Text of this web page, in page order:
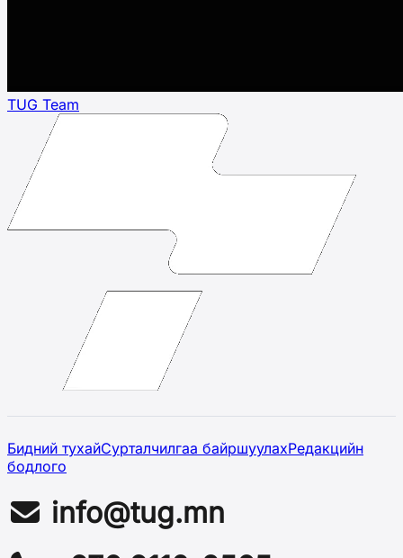
TUG Team
Бидний тухайСурталчилгаа байршуулахРедакцийн
бодлого
info@tug.mn